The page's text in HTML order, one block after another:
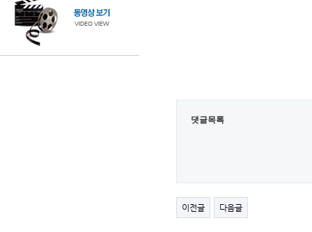
댓글목록
이전글 다음글